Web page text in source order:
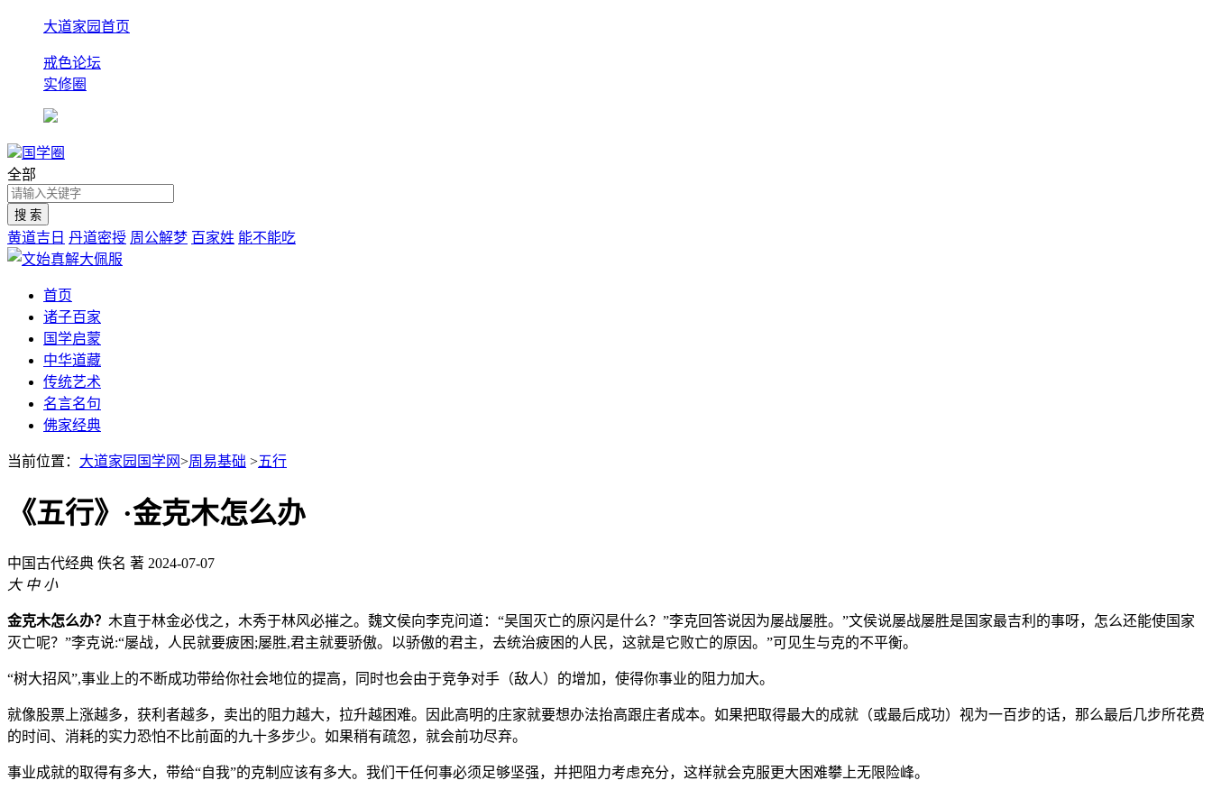
大道家园首页
戒色论坛
实修圈
国学圈
全部
黄道吉日 丹道密授 周公解梦 百家姓 能不能吃
首页
诸子百家
国学启蒙
中华道藏
传统艺术
名言名句
佛家经典
当前位置： 大道家园国学网>周易基础 >五行
《五行》·金克木怎么办
中国古代经典 佚名 著 2024-07-07
大 中 小
金克木怎么办？ 木直于林金必伐之，木秀于林风必摧之。魏文侯向李克问道：“吴国灭亡的原闪是什么？”李克回答说因为屡战屡胜。”文侯说屡战屡胜是国家最吉利的事呀，怎么还能使国家
灭亡呢？”李克说:“屡战，人民就要疲困;屡胜,君主就要骄傲。以骄傲的君主，去统治疲困的人民，这就是它败亡的原因。”可见生与克的不平衡。
“树大招风”,事业上的不断成功带给你社会地位的提高，同时也会由于竞争对手（敌人）的增加，使得你事业的阻力加大。
就像股票上涨越多，获利者越多，卖出的阻力越大，拉升越困难。因此高明的庄家就要想办法抬高跟庄者成本。如果把取得最大的成就（或最后成功）视为一百步的话，那么最后几步所花费
的时间、消耗的实力恐怕不比前面的九十多步少。如果稍有疏忽，就会前功尽弃。
事业成就的取得有多大，带给“自我”的克制应该有多大。我们干任何事必须足够坚强，并把阻力考虑充分，这样就会克服更大困难攀上无限险峰。